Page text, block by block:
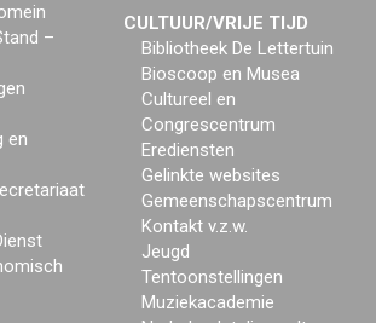
–
en
CULTUUR/VRIJE TIJD
Bibliotheek De Lettertuin
Bioscoop en Musea
Cultureel en
Congrescentrum
Erediensten
Gelinkte websites
Gemeenschapscentrum
Kontakt v.z.w.
Jeugd
Tentoonstellingen
Muziekacademie